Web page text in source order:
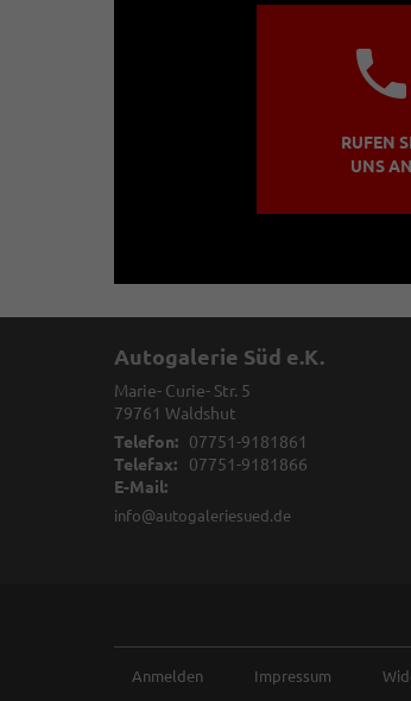
RUFEN
UNS AN
Autogalerie Süd e.K.
Marie- Curie- Str. 5
79761 Waldshut
Telefon:
07751-9181861
Telefax:
07751-9181866
E-Mail:
info@autogaleriesued.de
Anmelden Impressum